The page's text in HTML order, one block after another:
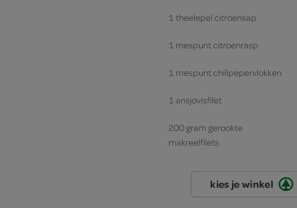
1 theelepel citroensap
1 mespunt citroenrasp
1 mespunt chilipepervlokken
1 ansjovisfilet
200 gram gerookte
makreelfilets
kies je winkel